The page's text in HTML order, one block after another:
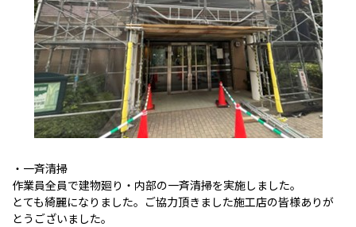
・一斉清掃
作業員全員で建物廻り・内部の一斉清掃を実施しました。
とても綺麗になりました。ご協力頂きました施工店の皆様ありが
とうございました。